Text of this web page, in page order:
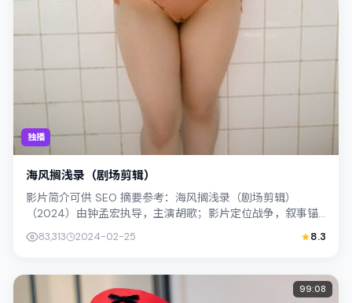
独播
海风搁浅录（剧场剪辑）
影片简介可供 SEO 摘要参考：海风搁浅录（剧场剪辑）
（2024）由钟孟宏执导，主演胡歌；影片定位战争，叙事锚
定日本（北海道）的社会议题与个体命...
83,313 2024-02-25 8.3
99:08